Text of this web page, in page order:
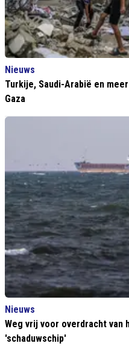
Nieuws
Turkije, Saudi-Arabië en
Gaza
Nieuws
Weg vrij voor overdracht van
'schaduwschip'